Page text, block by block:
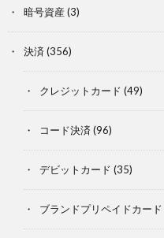
暗号資産 (3)
決済 (356)
クレジットカード (49)
コード決済 (96)
デビットカード (35)
ブランドプリペイドカード